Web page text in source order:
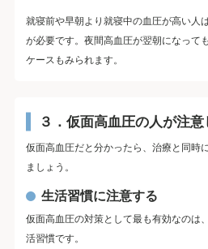
就寝前や早朝より就寝中の血圧が高い人
が必要です。夜間高血圧が翌朝になって
ケースもみられます。
３．仮面高血圧の人が注
仮面高血圧だと分かったら、治療と同時
ましょう。
生活習慣に注意する
仮面高血圧の対策として最も有効なのは
活習慣です。